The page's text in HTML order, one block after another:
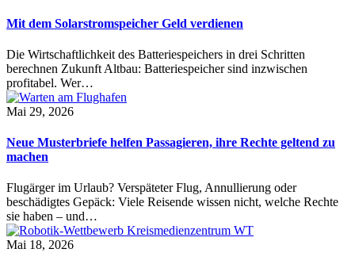
Mit dem Solarstromspeicher Geld verdienen
Die Wirtschaftlichkeit des Batteriespeichers in drei Schritten
berechnen Zukunft Altbau: Batteriespeicher sind inzwischen
profitabel. Wer…
Mai 29, 2026
Neue Musterbriefe helfen Passagieren, ihre Rechte geltend zu
machen
Flugärger im Urlaub? Verspäteter Flug, Annullierung oder
beschädigtes Gepäck: Viele Reisende wissen nicht, welche Rechte
sie haben – und…
Mai 18, 2026